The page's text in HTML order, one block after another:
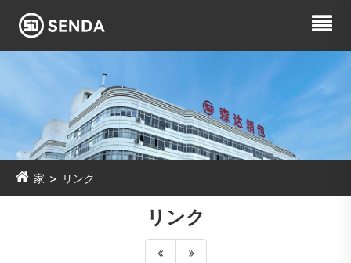
家 リンク
リンク
« »